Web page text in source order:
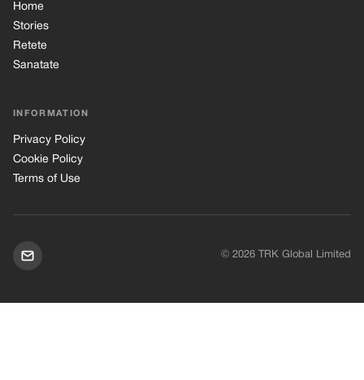
Home
Stories
Retete
Sanatate
INFORMATION
Privacy Policy
Cookie Policy
Terms of Use
© 2026 TRK Global Limited